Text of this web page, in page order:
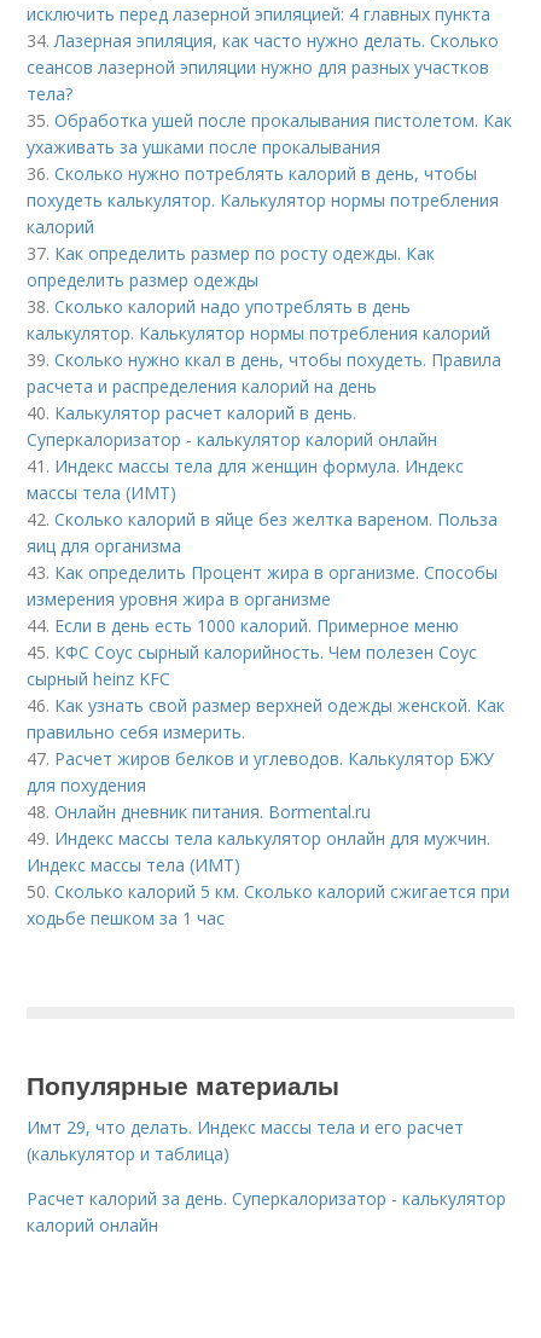
исключить перед лазерной эпиляцией: 4 главных пункта
34. Лазерная эпиляция, как часто нужно делать. Сколько
сеансов лазерной эпиляции нужно для разных участков
тела?
35.Обработка ушей после прокалывания пистолетом. Как
ухаживать за ушками после прокалывания
36.Сколько нужно потреблять калорий в день, чтобы
похудеть калькулятор. Калькулятор нормы потребления
калорий
37. Как определить размер по росту одежды. Как
определить размер одежды
38.Сколько калорий надо употреблять в день
калькулятор. Калькулятор нормы потребления калорий
39.Сколько нужно ккал в день, чтобы похудеть. Правила
расчета и распределения калорий на день
40. Калькулятор расчет калорий в день.
Суперкалоризатор - калькулятор калорий онлайн
41. Индекс массы тела для женщин формула. Индекс
массы тела (ИМТ)
42.Сколько калорий в яйце без желтка вареном. Польза
яиц для организма
43. Как определить Процент жира в организме. Способы
измерения уровня жира в организме
44. Если в день есть 1000 калорий. Примерное меню
45. КФС Соус сырный калорийность. Чем полезен Соус
сырный heinz KFC
46. Как узнать свой размер верхней одежды женской. Как
правильно себя измерить.
47. Расчет жиров белков и углеводов. Калькулятор БЖУ
для похудения
48.Онлайн дневник питания. Bormental.ru
49. Индекс массы тела калькулятор онлайн для мужчин.
Индекс массы тела (ИМТ)
50.Сколько калорий 5 км. Сколько калорий сжигается при
ходьбе пешком за 1 час
Популярные материалы
Имт 29, что делать. Индекс массы тела и его расчет
(калькулятор и таблица)
Расчет калорий за день. Суперкалоризатор - калькулятор
калорий онлайн